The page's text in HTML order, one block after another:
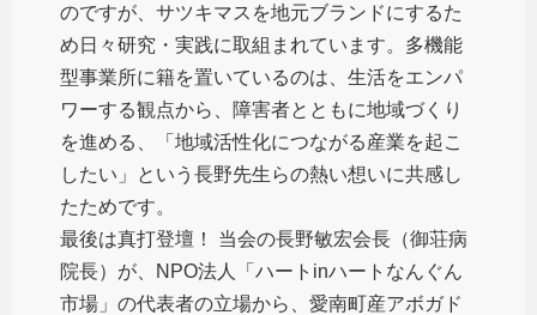
のですが、サツキマスを地元ブランドにするた
め日々研究・実践に取組まれています。多機能
型事業所に籍を置いているのは、生活をエンパ
ワーする観点から、障害者とともに地域づくり
を進める、「地域活性化につながる産業を起こ
したい」という長野先生らの熱い想いに共感し
たためです。
最後は真打登壇！ 当会の長野敏宏会長（御荘病
院長）が、NPO法人「ハートinハートなんぐん
市場」の代表者の立場から、愛南町産アボガド